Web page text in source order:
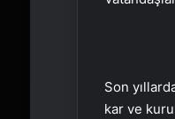
Son
kar ve